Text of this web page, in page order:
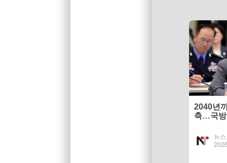
2040년
축…국방
뉴